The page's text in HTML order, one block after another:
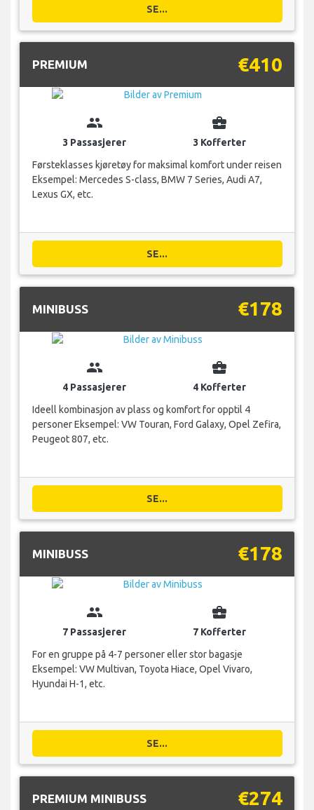
SE...
PREMIUM €410
group
3 Passasjerer
business_center
3 Kofferter
Førsteklasses kjøretøy for maksimal komfort under reisen
Eksempel: Mercedes S-class, BMW 7 Series, Audi A7,
Lexus GX, etc.
SE...
MINIBUSS €178
group
4 Passasjerer
business_center
4 Kofferter
Ideell kombinasjon av plass og komfort for opptil 4
personer Eksempel: VW Touran, Ford Galaxy, Opel Zefira,
Peugeot 807, etc.
SE...
MINIBUSS €178
group
7 Passasjerer
business_center
7 Kofferter
For en gruppe på 4-7 personer eller stor bagasje
Eksempel: VW Multivan, Toyota Hiace, Opel Vivaro,
Hyundai H-1, etc.
SE...
PREMIUM MINIBUSS €274